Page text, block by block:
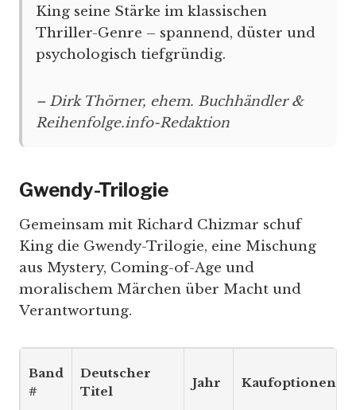
King seine Stärke im klassischen
Thriller-Genre – spannend, düster und
psychologisch tiefgründig.
– Dirk Thörner, ehem. Buchhändler &
Reihenfolge.info-Redaktion
Gwendy-Trilogie
Gemeinsam mit Richard Chizmar schuf
King die Gwendy-Trilogie, eine Mischung
aus Mystery, Coming-of-Age und
moralischem Märchen über Macht und
Verantwortung.
Band
#
Deutscher
Titel
Jahr Kaufoptionen*